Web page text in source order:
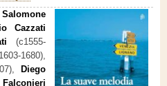
Salomone
Cazzati
(c1555-
1680),
Diego